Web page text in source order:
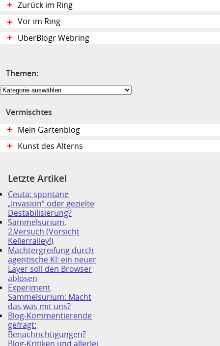
Zurück im Ring
Vor im Ring
UberBlogr Webring
Themen:
Themen:
Vermischtes
Mein Gartenblog
Kunst des Alterns
Letzte Artikel
Ceuta: spontane
„Invasion“ oder gezielte
Destabilisierung?
Sammelsurium,
2.Versuch (Vorsicht
Kellerralley!)
Machtergreifung durch
agentische KI: ein neuer
Layer soll den Browser
ablösen
Experiment
Sammelsurium: Macht
das was mit uns?
Blog-Kommentierende
gefragt:
Benachrichtigungen?
Blog-Kritiken und allerlei